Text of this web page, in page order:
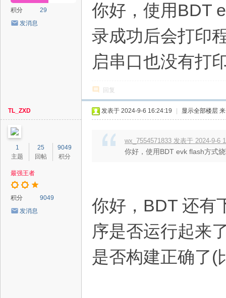
积分
29
发消息
你好，使用BDT
录成功后会打印
启串口也没有打
回复
TL_ZXD
1
主题
25
回帖
9049
积分
最强王者
积分
9049
发消息
发表于 2024-9-6 16:24:19 显示全部楼层
wx_7554571833 发表于 2024-9-6
你好，使用BDT evk flash方式
你好，BDT 还有
序是否运行起来
是否构建正确了(